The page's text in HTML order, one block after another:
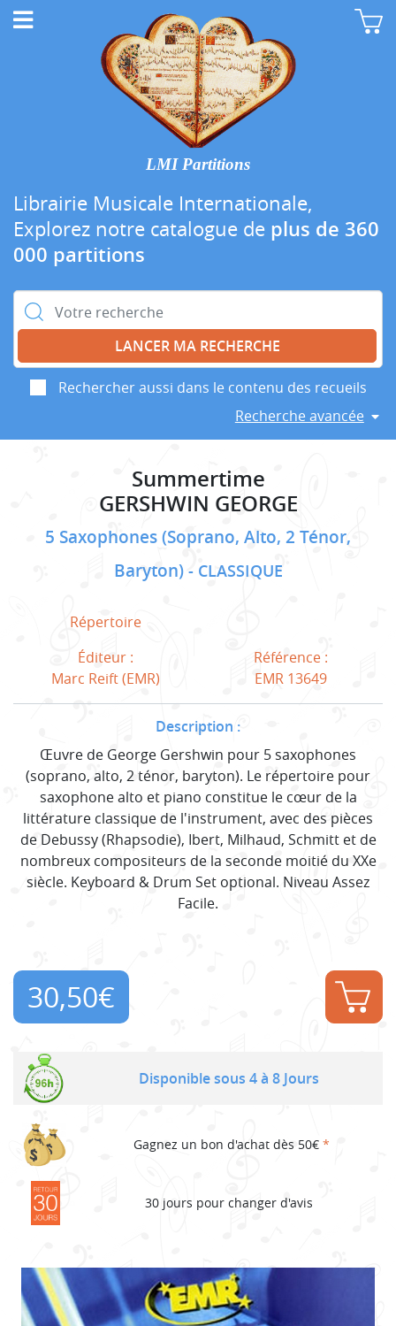
LMI Partitions
Librairie Musicale Internationale,
Explorez notre catalogue de plus de 360
000 partitions
Rechercher :
Rechercher aussi dans le contenu des recueils
Recherche avancée
Summertime
GERSHWIN GEORGE
5 Saxophones (Soprano, Alto, 2 Ténor,
Baryton)
CLASSIQUE
Répertoire
Éditeur :
Marc Reift (EMR)
Référence :
EMR 13649
Description :
Œuvre de George Gershwin pour 5 saxophones
(soprano, alto, 2 ténor, baryton). Le répertoire pour
saxophone alto et piano constitue le cœur de la
littérature classique de l'instrument, avec des pièces
de Debussy (Rhapsodie), Ibert, Milhaud, Schmitt et de
nombreux compositeurs de la seconde moitié du XXe
siècle. Keyboard & Drum Set optional. Niveau Assez
Facile.
30,50€
Disponible sous 4 à 8 Jours
Gagnez un bon d'achat dès 50€ *
30 jours pour changer d'avis